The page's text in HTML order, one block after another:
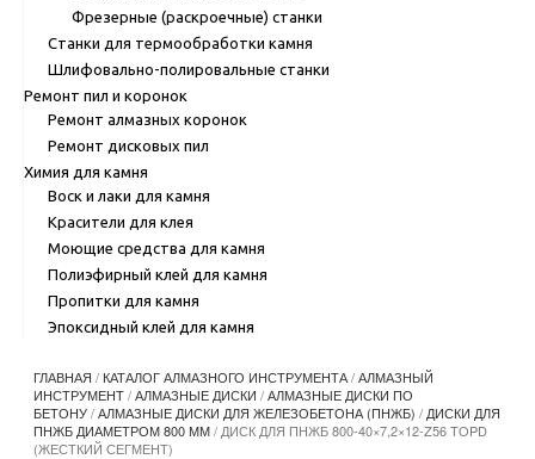
Фрезерные (раскроечные) станки
Станки для термообработки камня
Шлифовально-полировальные станки
Ремонт пил и коронок
Ремонт алмазных коронок
Ремонт дисковых пил
Химия для камня
Воск и лаки для камня
Красители для клея
Моющие средства для камня
Полиэфирный клей для камня
Пропитки для камня
Эпоксидный клей для камня
ГЛАВНАЯ / КАТАЛОГ АЛМАЗНОГО ИНСТРУМЕНТА/АЛМАЗНЫЙ
ИНСТРУМЕНТ/АЛМАЗНЫЕ ДИСКИ /АЛМАЗНЫЕ ДИСКИ ПО
БЕТОНУ/АЛМАЗНЫЕ ДИСКИ ДЛЯ ЖЕЛЕЗОБЕТОНА (ПНЖБ) / ДИСКИ ДЛЯ
ПНЖБ ДИАМЕТРОМ 800 ММ/ ДИСК ДЛЯ ПНЖБ 800-40×7,2×12-Z56 TOPD
(ЖЕСТКИЙ СЕГМЕНТ)